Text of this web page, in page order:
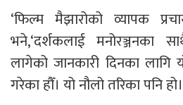
‘फिल्म मैझारोको व्यापक
भने,‘दर्शकलाई मनोरञ्जनका
लागेको जानकारी दिनका लागि
गरेका हौँ। यो नौलो तरिका पनि